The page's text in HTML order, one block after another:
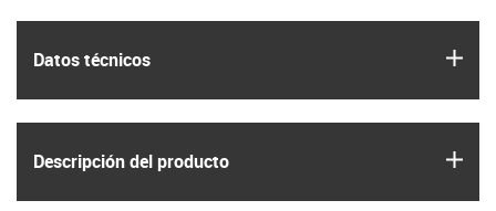
Datos técnicos
Descripción del producto